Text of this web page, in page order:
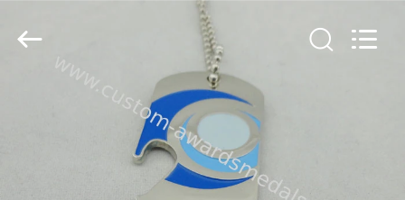
centre
company